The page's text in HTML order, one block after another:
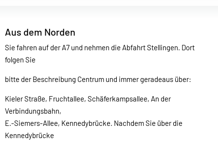
Aus dem Norden
Sie fahren auf der A7 und nehmen die Abfahrt Stellingen. Dort
folgen Sie
bitte der Beschreibung Centrum und immer geradeaus über:
Kieler Straße, Fruchtallee, Schäferkampsallee, An der
Verbindungsbahn,
E.-Siemers-Allee, Kennedybrücke. Nachdem Sie über die
Kennedybrücke